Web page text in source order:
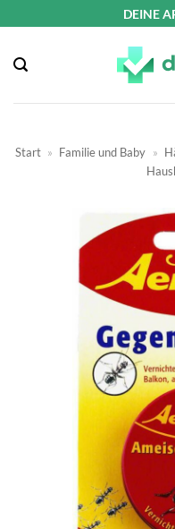
springen
DEINE
Start » Familie und Baby »